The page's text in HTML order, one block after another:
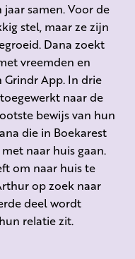
samen. Voor de
stel, maar ze zijn
Dana zoekt
vreemden en
App. In drie
naar de
bewijs van hun
die in Boekarest
naar huis gaan.
om naar huis te
op zoek naar
deel wordt
relatie zit.